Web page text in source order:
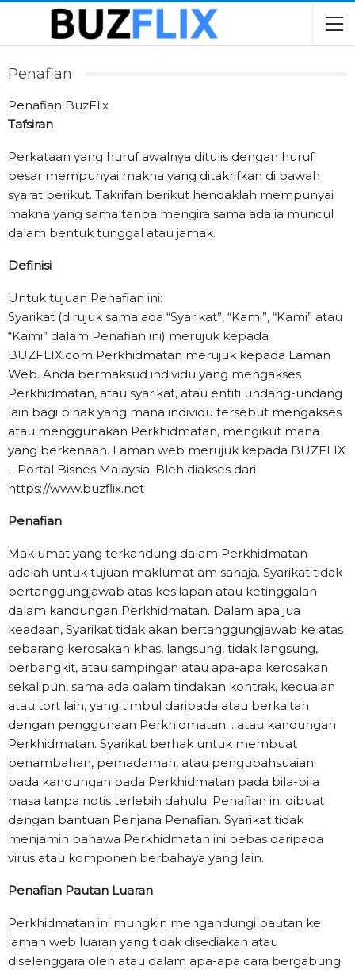
Penafian
Penafian BuzFlix
Tafsiran
Perkataan yang huruf awalnya ditulis dengan huruf
besar mempunyai makna yang ditakrifkan di bawah
syarat berikut. Takrifan berikut hendaklah mempunyai
makna yang sama tanpa mengira sama ada ia muncul
dalam bentuk tunggal atau jamak.
Definisi
Untuk tujuan Penafian ini:
Syarikat (dirujuk sama ada “Syarikat”, “Kami”, “Kami” atau
“Kami” dalam Penafian ini) merujuk kepada
BUZFLIX.com Perkhidmatan merujuk kepada Laman
Web. Anda bermaksud individu yang mengakses
Perkhidmatan, atau syarikat, atau entiti undang-undang
lain bagi pihak yang mana individu tersebut mengakses
atau menggunakan Perkhidmatan, mengikut mana
yang berkenaan. Laman web merujuk kepada BUZFLIX
– Portal Bisnes Malaysia. Bleh diakses dari
https://www.buzflix.net
Penafian
Maklumat yang terkandung dalam Perkhidmatan
adalah untuk tujuan maklumat am sahaja. Syarikat tidak
bertanggungjawab atas kesilapan atau ketinggalan
dalam kandungan Perkhidmatan. Dalam apa jua
keadaan, Syarikat tidak akan bertanggungjawab ke atas
sebarang kerosakan khas, langsung, tidak langsung,
berbangkit, atau sampingan atau apa-apa kerosakan
sekalipun, sama ada dalam tindakan kontrak, kecuaian
atau tort lain, yang timbul daripada atau berkaitan
dengan penggunaan Perkhidmatan. . atau kandungan
Perkhidmatan. Syarikat berhak untuk membuat
penambahan, pemadaman, atau pengubahsuaian
pada kandungan pada Perkhidmatan pada bila-bila
masa tanpa notis terlebih dahulu. Penafian ini dibuat
dengan bantuan Penjana Penafian. Syarikat tidak
menjamin bahawa Perkhidmatan ini bebas daripada
virus atau komponen berbahaya yang lain.
Penafian Pautan Luaran
Perkhidmatan ini mungkin mengandungi pautan ke
laman web luaran yang tidak disediakan atau
diselenggara oleh atau dalam apa-apa cara bergabung